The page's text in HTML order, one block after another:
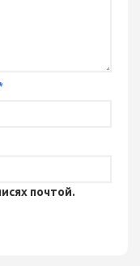
почтой.